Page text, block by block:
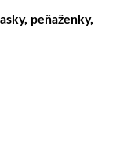
peňaženky,